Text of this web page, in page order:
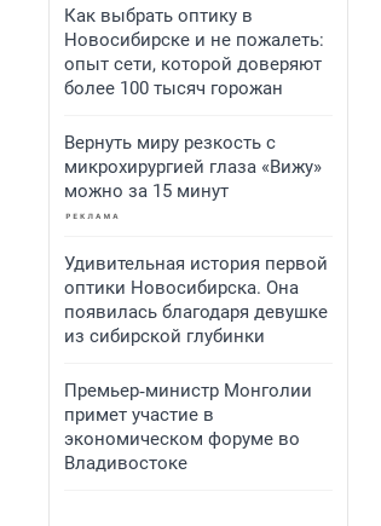
Как выбрать оптику в
Новосибирске и не пожалеть:
опыт сети, которой доверяют
более 100 тысяч горожан
Вернуть миру резкость с
микрохирургией глаза «Вижу»
можно за 15 минут
Удивительная история первой
оптики Новосибирска. Она
появилась благодаря девушке
из сибирской глубинки
Премьер‑министр Монголии
примет участие в
экономическом форуме во
Владивостоке